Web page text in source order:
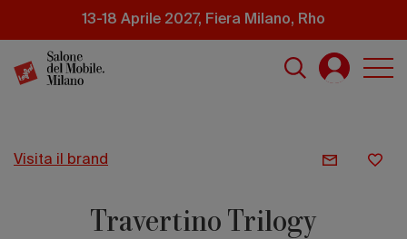
principale
13-18 Aprile 2027, Fiera Milano, Rho
visita il brand
Travertino Trilogy